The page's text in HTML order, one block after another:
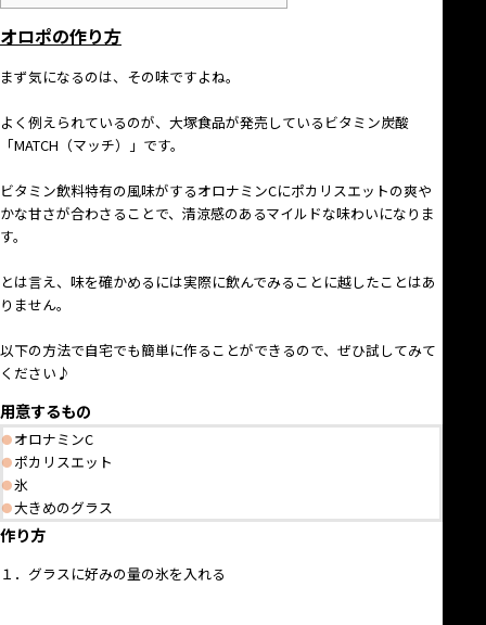
オロポの作り方
まず気になるのは、その味ですよね。
よく例えられているのが、大塚食品が発売しているビタミン炭酸
「MATCH（マッチ）」です。
ビタミン飲料特有の風味がするオロナミンCにポカリスエットの爽や
かな甘さが合わさることで、清涼感のあるマイルドな味わいになりま
す。
とは言え、味を確かめるには実際に飲んでみることに越したことはあ
りません。
以下の方法で自宅でも簡単に作ることができるので、ぜひ試してみて
ください♪
用意するもの
オロナミンC
ポカリスエット
氷
大きめのグラス
作り方
１．グラスに好みの量の氷を入れる